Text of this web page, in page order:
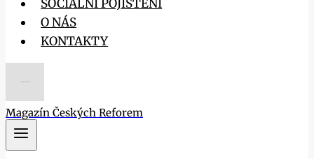
SOCIÁLNÍ POJIŠTĚNÍ
O NÁS
KONTAKTY
Magazín Českých Reforem